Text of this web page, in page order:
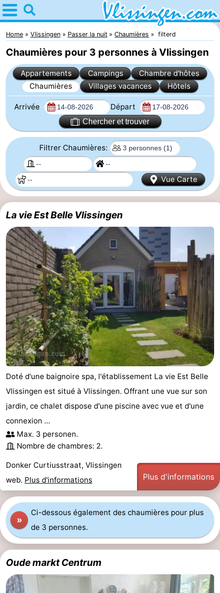
Home
Vlissingen
Astuces
Avec
enfants
la
nuit
Appartements
-
Martina
Campings
Chambre
d'hôtes
Chaumières
-
Duinzicht
-
Galgewei
-
Noordzee
Resort
Vlissingen
-
Strandpark
Zeeland
-
Vebenabos
-
Westduin
Hôtels
Last
minutes
Plages
Voir
faire
d'intérêt
-
Musées
-
Monuments
-
Points
de
vue
Attractions
-
Terrains
-
Home Vlissingen Passer la nuit Chaumières filterd
Chaumières pour 3 personnes à Vlissingen
Appartements Campings
Chambre d'hôtes
Chaumières
Villages vacances Hôtels
Arrivée Départ
Chercher et trouver
Filtrer Chaumières:
Vue Carte
La vie Est Belle Vlissingen
Doté d'une baignoire spa, l'établissement La vie Est Belle
Vlissingen est situé à Vlissingen. Offrant une vue sur son
jardin, ce chalet dispose d'une piscine avec vue et d'une
connexion ...
Max. 3 personen.
Nombre de chambres: 2.
Donker Curtiusstraat, Vlissingen
web. Plus d'informations Plus d'informations
»
Ci-dessous également des chaumières pour plus
de 3 personnes.
Oude markt Centrum